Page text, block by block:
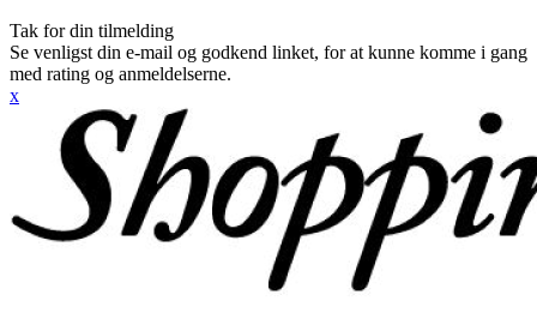
Tak for din tilmelding
Se venligst din e-mail og godkend linket, for at kunne komme i gang
med rating og anmeldelserne.
x